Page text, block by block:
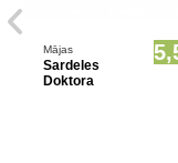
Mājas
Sardeles
Doktora